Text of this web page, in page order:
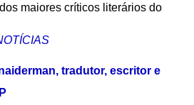
maiores críticos literários do
tradutor, escritor e